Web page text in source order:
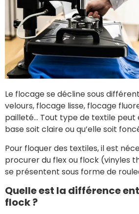
Le flocage se décline sous
velours, flocage lisse, flocage
pailleté… Tout type de textile peut
base soit claire ou qu’elle soit
Pour floquer des textiles, il est
procurer du flex ou flock (vinyles
se présentent sous forme de
Quelle est la différence
flock ?